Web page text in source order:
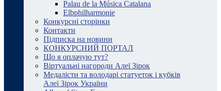
Palau de la Música Catalana
Elbphilharmonie
Конкурсні сторінки
Контакти
Підписка на новини
КОНКУРСНИЙ ПОРТАЛ
Що я оплачую тут?
Віртуальні нагороди Алеї Зірок
Медалісти та володарі статуеток і кубків
Алеї Зірок України